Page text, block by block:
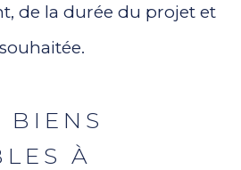
de la durée du projet et
BIENS
À